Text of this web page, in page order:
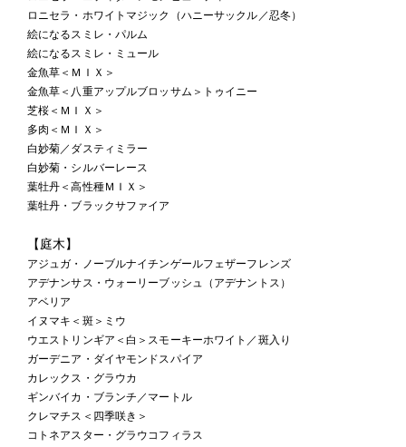
ロニセラ・ホワイトマジック（ハニーサックル／忍冬）
絵になるスミレ・パルム
絵になるスミレ・ミュール
金魚草＜ＭＩＸ＞
金魚草＜八重アップルブロッサム＞トゥイニー
芝桜＜ＭＩＸ＞
多肉＜ＭＩＸ＞
白妙菊／ダスティミラー
白妙菊・シルバーレース
葉牡丹＜高性種ＭＩＸ＞
葉牡丹・ブラックサファイア
【庭木】
アジュガ・ノーブルナイチンゲールフェザーフレンズ
アデナンサス・ウォーリーブッシュ（アデナントス）
アベリア
イヌマキ＜斑＞ミウ
ウエストリンギア＜白＞スモーキーホワイト／斑入り
ガーデニア・ダイヤモンドスパイア
カレックス・グラウカ
ギンバイカ・ブランチ／マートル
クレマチス＜四季咲き＞
コトネアスター・グラウコフィラス